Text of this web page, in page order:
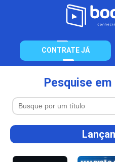
CONTRATE JÁ
Pesquise